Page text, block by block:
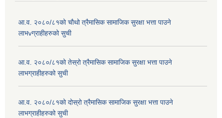
आ.व. २०८०/८१को चौथो त्रैमासिक सामाजिक सुरक्षा भत्ता पाउने
लाभvग्राहीहरुको सुची
आ.व. २०८०/८१को तेस्रो त्रैमासिक सामाजिक सुरक्षा भत्ता पाउने
लाभग्राहीहरुको सुची
आ.व. २०८०/८१को दोस्रो त्रैमासिक सामाजिक सुरक्षा भत्ता पाउने
लाभग्राहीहरुको सुची